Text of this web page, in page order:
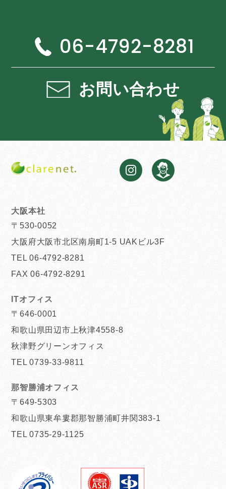
06-4792-8281
お問い合わせ
大阪本社
〒530-0052
大阪府大阪市北区南扇町1-5 UAKビル3F
TEL 06-4792-8281
FAX 06-4792-8291
ITオフィス
〒646-0001
和歌山県田辺市上秋津4558-8
秋津野グリーンオフィス
TEL 0739-33-9811
那智勝浦オフィス
〒649-5303
和歌山県東牟婁郡那智勝浦町井関383-1
TEL 0735-29-1125